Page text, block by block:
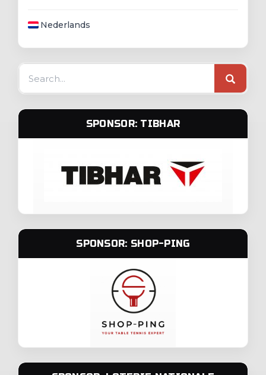
Nederlands
for:
SPONSOR: TIBHAR
SPONSOR: SHOP-PING